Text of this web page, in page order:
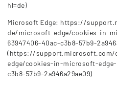
hl=de)
Microsoft Edge: https://
de/microsoft-edge/cookies-in-
63947406-40ac-c3b8-57b9-
(https://support.microsoft.com/
edge/cookies-in-microsoft-
c3b8-57b9-2a946a29ae09)